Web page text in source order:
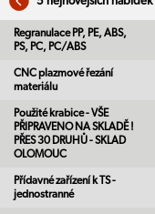
Regranulace PP, PE, ABS,
PS, PC, PC/ABS
CNC plazmové řezání
materiálu
Použité krabice - VŠE
PŘIPRAVENO NA SKLADĚ !
PŘES 30 DRUHŮ - SKLAD
OLOMOUC
Přídavné zařízení k TS -
jednostranné